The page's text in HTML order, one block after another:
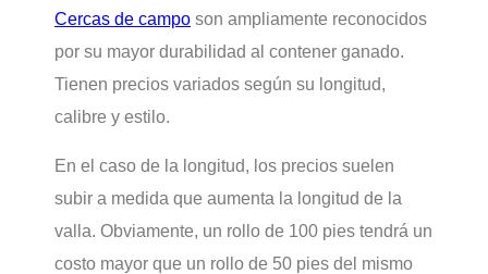
Cercas de campo son ampliamente reconocidos
por su mayor durabilidad al contener ganado.
Tienen precios variados según su longitud,
calibre y estilo.
En el caso de la longitud, los precios suelen
subir a medida que aumenta la longitud de la
valla. Obviamente, un rollo de 100 pies tendrá un
costo mayor que un rollo de 50 pies del mismo